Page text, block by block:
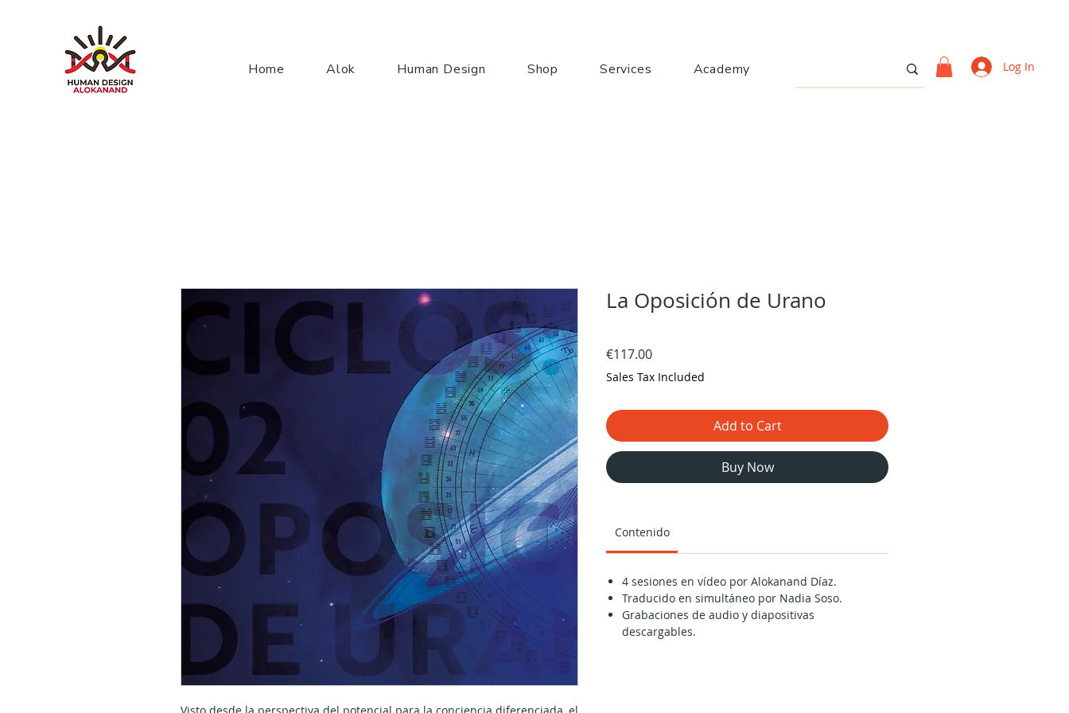
Home Alok Human Design Shop Services Academy Log In
La Oposición de Urano
€117.00Price
Sales Tax Included
Add to Cart
Buy Now
Contenido
4 sesiones en vídeo por Alokanand Díaz.
Traducido en simultáneo por Nadia Soso.
Grabaciones de audio y diapositivas
descargables.